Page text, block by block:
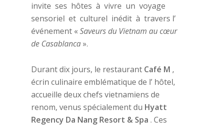
invite ses hôtes à vivre un voyage
sensoriel et culturel inédit à travers l’
événement «Saveursdu Vietnam aucœur
de Casablanca».
Durant dix jours, le restaurant Café M ,
écrin culinaire emblématique de l’ hôtel,
accueille deux chefs vietnamiens de
renom, venus spécialement du Hyatt
Regency Da Nang Resort & Spa . Ces